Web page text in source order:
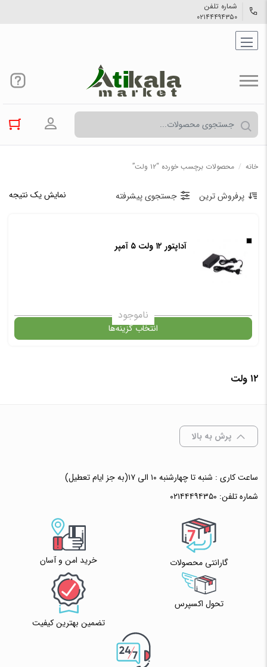
شماره تلفن
۰۲۱۴۴۴۹۴۳۵۰
ورود به
خانه / محصولات برچسب خورده “۱۲ ولت”
نمایش یک نتیجه پرفروش ترین جستجوی پیشرفته
آداپتور ۱۲ ولت ۵ آمپر
ناموجود
انتخاب گزینه‌ها
در حال حاضر این محصول در انبار موجود نیست و در دسترس نمی باشد. ۱۲ ولت
پرش به بالا
ساعت کاری : شنبه تا چهارشنبه ۱۰ الی ۱۷(به جز ایام تعطیل)
شماره تلفن: ۰۲۱۴۴۴۹۴۳۵۰
گارانتی محصولات خرید امن و آسان
تحول اکسپرس
تضمین بهترین کیفیت